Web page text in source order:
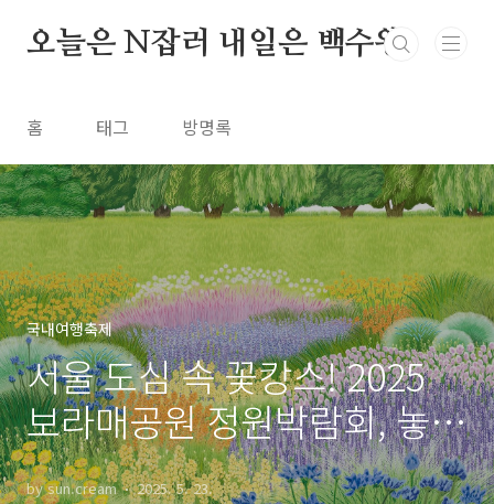
오늘은 N잡러 내일은 백수왕
홈 태그 방명록
국내여행축제
서울 도심 속 꽃캉스! 2025
보라매공원 정원박람회, 놓치
면 스튜핏!
by sun.cream 2025. 5. 23.